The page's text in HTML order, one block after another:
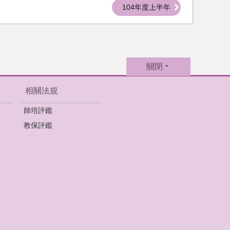
104年度上半年
關閉
相關法規
師培評鑑
教保評鑑